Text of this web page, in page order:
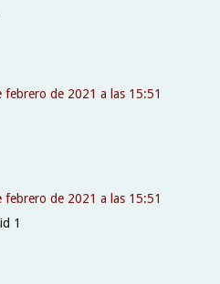
febrero de 2021 a las 15:51
febrero de 2021 a las 15:51
1